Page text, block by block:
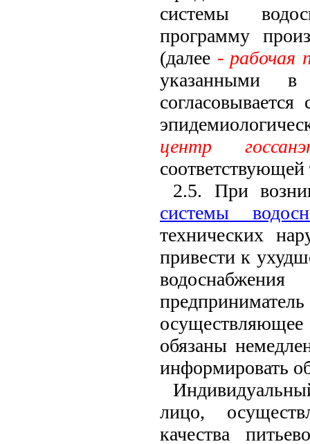
системы
программу
(далее - рабочая
указанными
центр
2.5. При
системы
технических
привести к
осуществляющее
обязаны
информировать
лицо,
качества